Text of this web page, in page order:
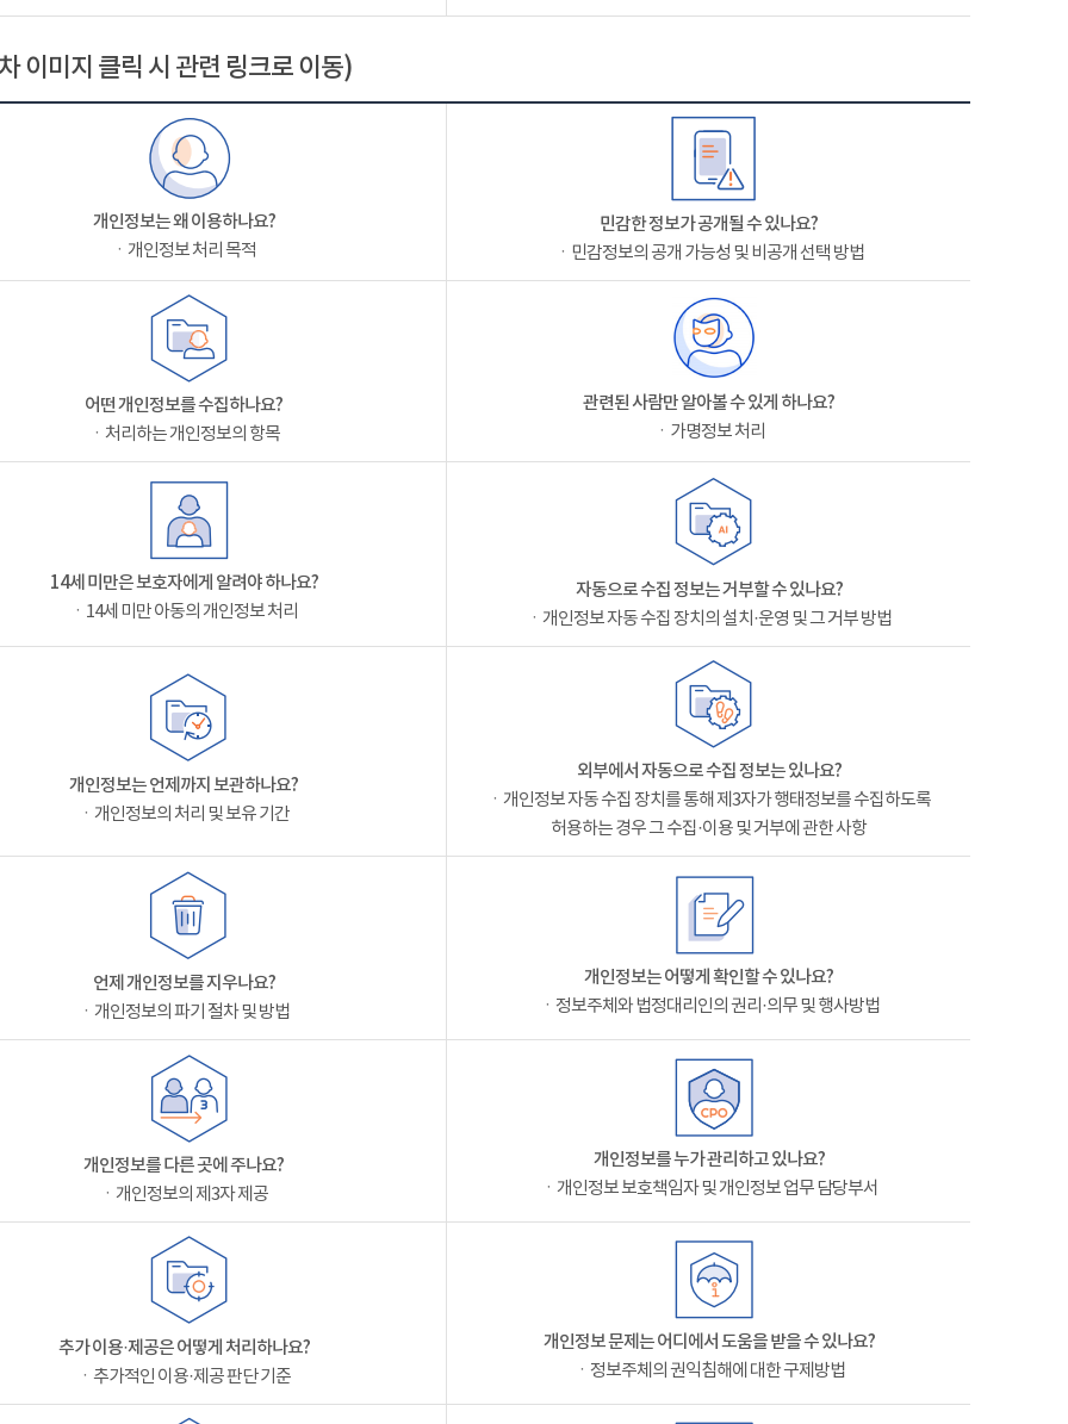
이미지 클릭 시 관련 링크로 이동)
개인정보는 왜 이용하나요?
ㆍ개인정보 처리 목적
민감한 정보가 공개될 수 있나요?
ㆍ민감정보의 공개 가능성 및 비공개 선택 방법
어떤 개인정보를 수집하나요?
ㆍ처리하는 개인정보의 항목
관련된 사람만 알아볼 수 있게 하나요?
ㆍ가명정보 처리
14세 미만은 보호자에게 알려야 하나요?
ㆍ14세 미만 아동의 개인정보 처리
자동으로 수집 정보는 거부할 수 있나요?
ㆍ개인정보 자동 수집 장치의 설치·운영 및 그 거부 방법
개인정보는 언제까지 보관하나요?
ㆍ개인정보의 처리 및 보유 기간
외부에서 자동으로 수집 정보는 있나요?
ㆍ개인정보 자동 수집 장치를 통해 제3자가 행태정보를 수집하도록
허용하는 경우 그 수집·이용 및 거부에 관한 사항
언제 개인정보를 지우나요?
ㆍ개인정보의 파기 절차 및 방법
개인정보는 어떻게 확인할 수 있나요?
ㆍ정보주체와 법정대리인의 권리·의무 및 행사방법
개인정보를 다른 곳에 주나요?
ㆍ개인정보의 제3자 제공
개인정보를 누가 관리하고 있나요?
ㆍ개인정보 보호책임자 및 개인정보 업무 담당부서
추가 이용·제공은 어떻게 처리하나요?
ㆍ추가적인 이용·제공 판단 기준
개인정보 문제는 어디에서 도움을 받을 수 있나요?
ㆍ정보주체의 권익침해에 대한 구제방법